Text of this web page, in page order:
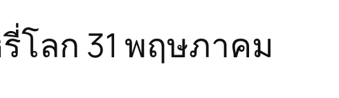
โลก 31 พฤษภาคม